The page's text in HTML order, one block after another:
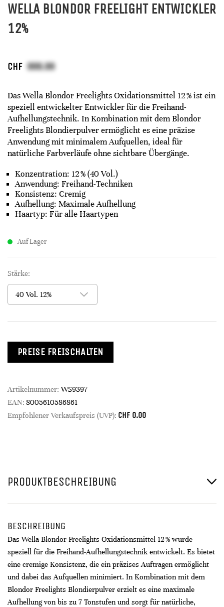
WELLA BLONDOR FREELIGHT ENTWICKLER
12%
CHF
Das Wella Blondor Freelights Oxidationsmittel 12 % ist ein
speziell entwickelter Entwickler für die Freihand-
Aufhellungstechnik. In Kombination mit dem Blondor
Freelights Blondierpulver ermöglicht es eine präzise
Anwendung mit minimalem Aufquellen, ideal für
natürliche Farbverläufe ohne sichtbare Übergänge.
Konzentration: 12 % (40 Vol.)
Anwendung: Freihand-Techniken
Konsistenz: Cremig
Aufhellung: Maximale Aufhellung
Haartyp: Für alle Haartypen
Auf Lager
Stärke:
PREISE FREISCHALTEN
Artikelnummer: WS9397
EAN: 8005610586861
Empfohlener Verkaufspreis (UVP): CHF 0.00
PRODUKTBESCHREIBUNG
BESCHREIBUNG
Das Wella Blondor Freelights Oxidationsmittel 12 % wurde
speziell für die Freihand-Aufhellungstechnik entwickelt. Es bietet
eine cremige Konsistenz, die ein präzises Auftragen ermöglicht
und dabei das Aufquellen minimiert. In Kombination mit dem
Blondor Freelights Blondierpulver erzielt es eine maximale
Aufhellung von bis zu 7 Tonstufen und sorgt für natürliche,